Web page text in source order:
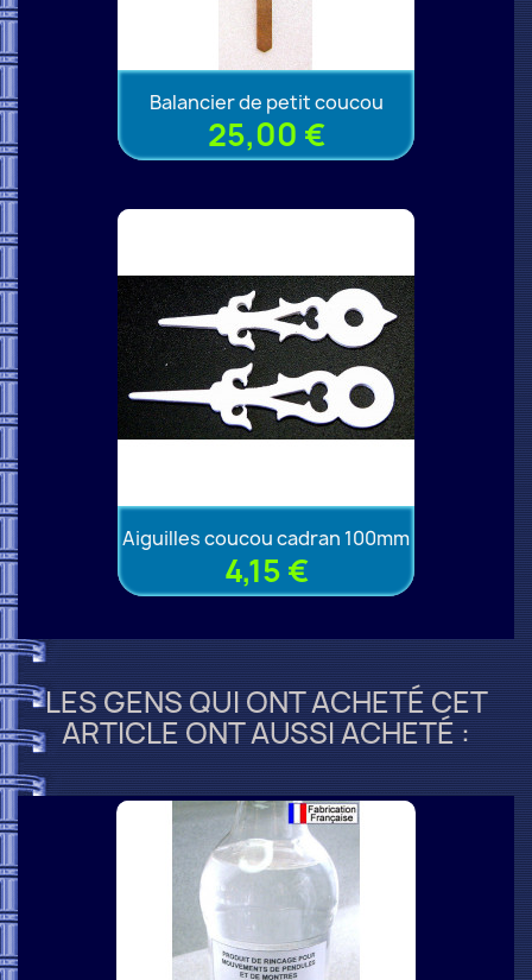
Balancier de petit coucou
25,00 €
Aiguilles coucou cadran 100mm
4,15 €
LES GENS QUI ONT ACHETÉ CET
ARTICLE ONT AUSSI ACHETÉ :